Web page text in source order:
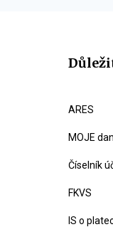
ARES
MOJE
Číselník
FKVS
IS o